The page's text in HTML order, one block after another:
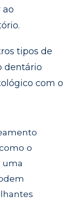
ao
tipos de
dentário
com o
o
uma